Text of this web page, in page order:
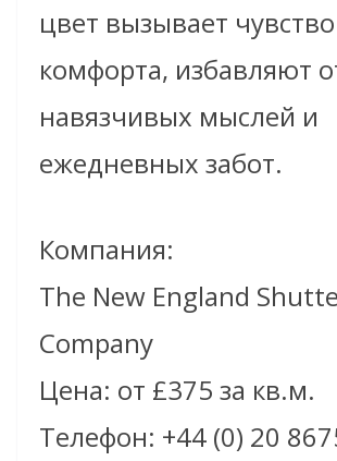
цвет вызывает чувство
комфорта, избавляют
навязчивых мыслей и
ежедневных забот.
Компания:
The New England
Company
Цена: от £375 за кв.м.
Телефон: +44 (0) 20